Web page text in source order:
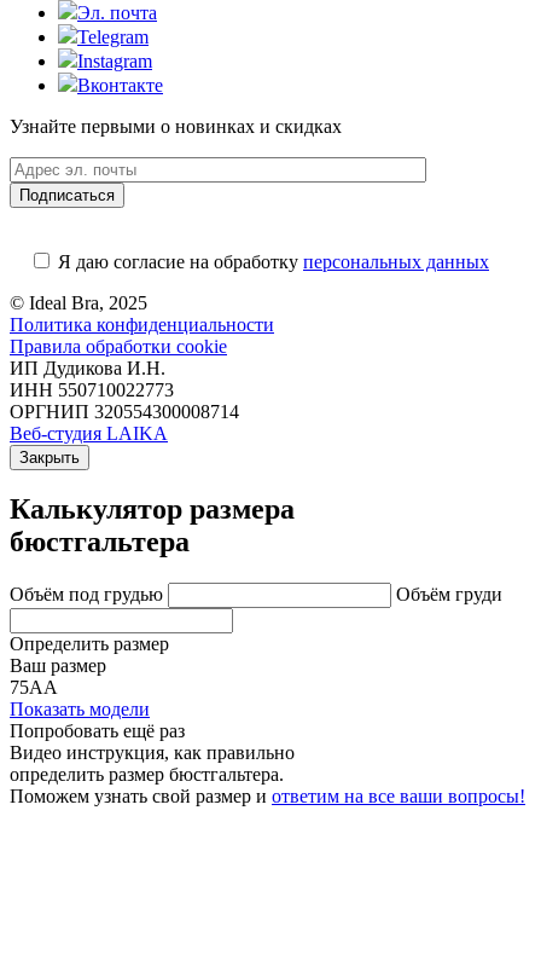
Эл. почта
Telegram
Instagram
Вконтакте
Узнайте первыми о новинках и скидках
Я даю согласие на обработку персональных данных
© Ideal Bra, 2025
Политика конфиденциальности
Правила обработки cookie
ИП Дудикова И.Н.
ИНН 550710022773
ОРГНИП 320554300008714
Веб-студия LAIKA
Закрыть
Калькулятор размера
бюстгальтера
Объём под грудью Объём груди
Определить размер
Ваш размер
75АА
Показать модели
Попробовать ещё раз
Видео инструкция, как правильно
определить размер бюстгальтера.
Поможем узнать свой размер и ответим на все ваши вопросы!